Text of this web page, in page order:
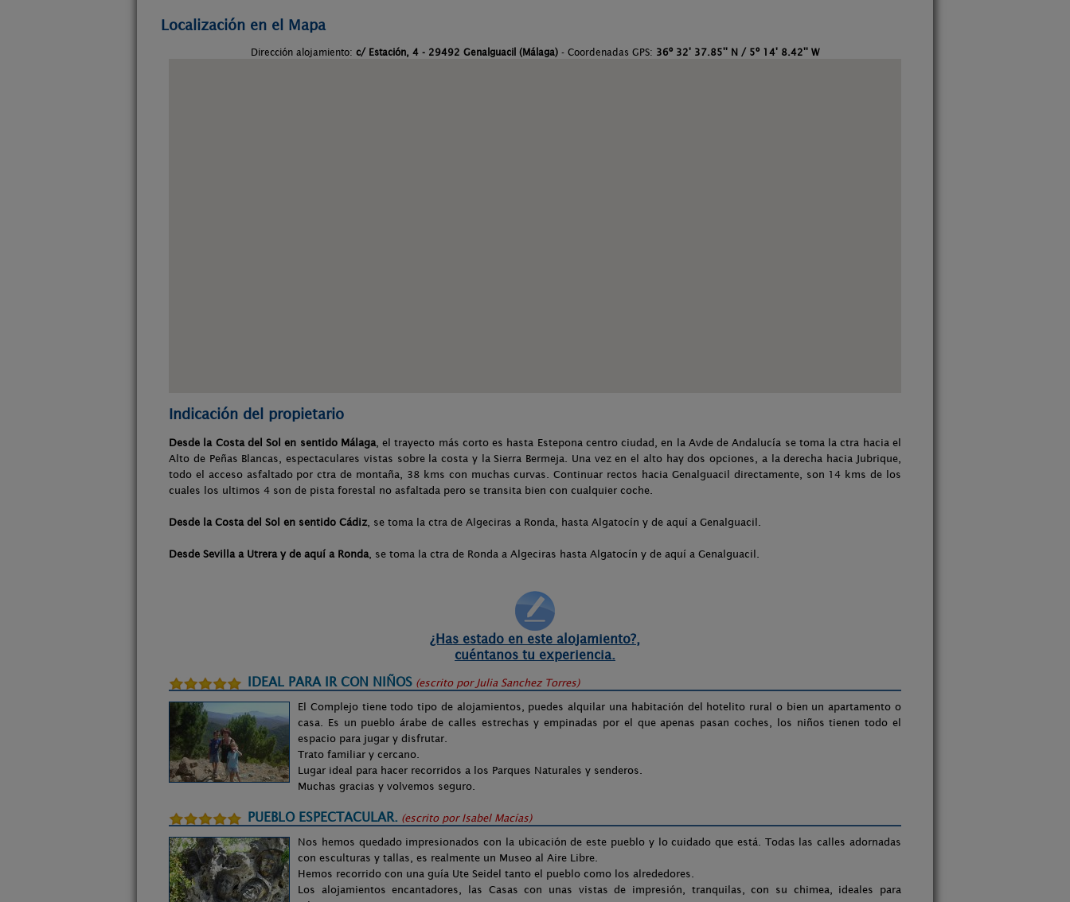
Localización en el Mapa
Dirección alojamiento: c/ Estación, 4 - 29492 Genalguacil (Málaga) - Coordenadas GPS: 36º 32' 37.85'' N / 5º 14' 8.42'' W
Indicación del propietario
Desde la Costa del Sol en sentido Málaga, el trayecto más corto es hasta Estepona centro ciudad, en la Avde de Andalucía se toma la ctra hacia el
Alto de Peñas Blancas, espectaculares vistas sobre la costa y la Sierra Bermeja. Una vez en el alto hay dos opciones, a la derecha hacia Jubrique,
todo el acceso asfaltado por ctra de montaña, 38 kms con muchas curvas. Continuar rectos hacia Genalguacil directamente, son 14 kms de los
cuales los ultimos 4 son de pista forestal no asfaltada pero se transita bien con cualquier coche.
Desde la Costa del Sol en sentido Cádiz, se toma la ctra de Algeciras a Ronda, hasta Algatocín y de aquí a Genalguacil.
Desde Sevilla a Utrera y de aquí a Ronda, se toma la ctra de Ronda a Algeciras hasta Algatocín y de aquí a Genalguacil.
¿Has estado en este alojamiento?,
cuéntanos tu experiencia.
IDEAL PARA IR CON NIÑOS (escrito por Julia Sanchez Torres)
El Complejo tiene todo tipo de alojamientos, puedes alquilar una habitación del hotelito rural o bien un apartamento o
casa. Es un pueblo árabe de calles estrechas y empinadas por el que apenas pasan coches, los niños tienen todo el
espacio para jugar y disfrutar.
Trato familiar y cercano.
Lugar ideal para hacer recorridos a los Parques Naturales y senderos.
Muchas gracias y volvemos seguro.
PUEBLO ESPECTACULAR. (escrito por Isabel Macías)
Nos hemos quedado impresionados con la ubicación de este pueblo y lo cuidado que está. Todas las calles adornadas
con esculturas y tallas, es realmente un Museo al Aire Libre.
Hemos recorrido con una guía Ute Seidel tanto el pueblo como los alrededores.
Los alojamientos encantadores, las Casas con unas vistas de impresión, tranquilas, con su chimea, ideales para